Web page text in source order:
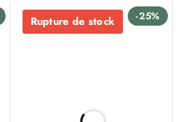
-25%
Rupture de stock